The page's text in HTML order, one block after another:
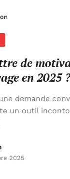
efficace pour un
de
en 2025 ?
demande
un outil
2025